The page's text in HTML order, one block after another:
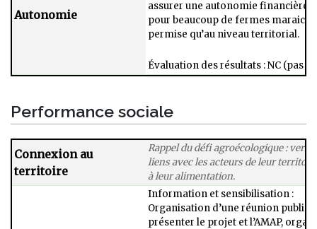
Autonomie
assurer une autonomie financière
pour beaucoup de fermes
permise qu’au niveau territorial.​
Évaluation des résultats : NC (pas
Performance sociale
Connexion au
territoire
Rappel du défi agroécologique : vers
liens avec les acteurs de leur
à leur alimentation.
Information et sensibilisation :​
Organisation d’une réunion
présenter le projet et l’AMAP,